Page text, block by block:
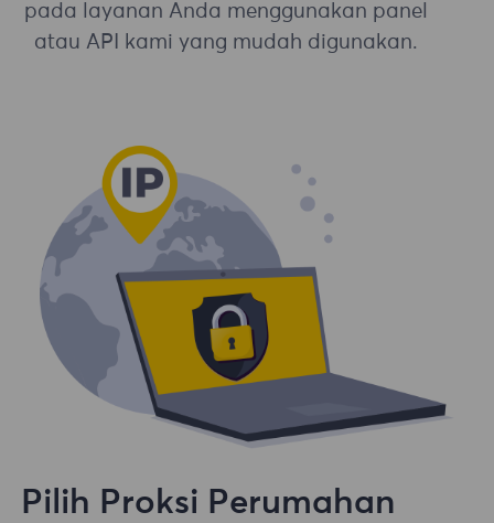
pada layanan Anda menggunakan panel
atau API kami yang mudah digunakan.
Pilih Proksi Perumahan